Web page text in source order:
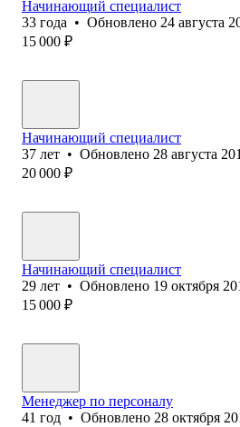
Начинающий специалист
33 года • Обновлено 24 августа
15 000 ₽
Начинающий специалист
37 лет • Обновлено 28 августа
20 000 ₽
Начинающий специалист
29 лет • Обновлено 19 октября
15 000 ₽
Менеджер по персоналу
41 год • Обновлено 28 октября